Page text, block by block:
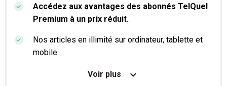
Accédez aux avantages des abonnés TelQuel
Premium à un prix réduit.
Nos articles en illimité sur ordinateur, tablette et
mobile.
Le magazine TelQuel en numérique avant la sortie
Voir plus